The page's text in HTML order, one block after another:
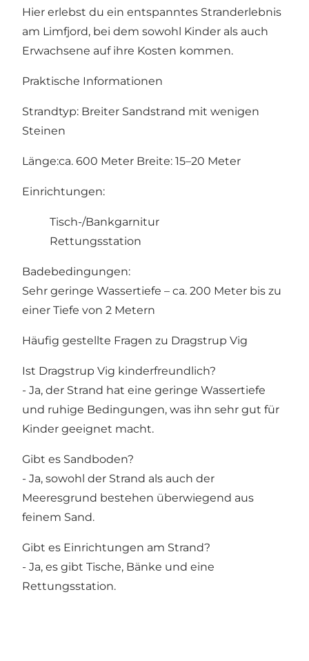
Hier erlebst du ein entspanntes Stranderlebnis
am Limfjord, bei dem sowohl Kinder als auch
Erwachsene auf ihre Kosten kommen.
Praktische Informationen
Strandtyp: Breiter Sandstrand mit wenigen
Steinen
Länge:ca. 600 Meter Breite: 15–20 Meter
Einrichtungen:
Tisch-/Bankgarnitur
Rettungsstation
Badebedingungen:
Sehr geringe Wassertiefe – ca. 200 Meter bis zu
einer Tiefe von 2 Metern
Häufig gestellte Fragen zu Dragstrup Vig
Ist Dragstrup Vig kinderfreundlich?
- Ja, der Strand hat eine geringe Wassertiefe
und ruhige Bedingungen, was ihn sehr gut für
Kinder geeignet macht.
Gibt es Sandboden?
- Ja, sowohl der Strand als auch der
Meeresgrund bestehen überwiegend aus
feinem Sand.
Gibt es Einrichtungen am Strand?
- Ja, es gibt Tische, Bänke und eine
Rettungsstation.